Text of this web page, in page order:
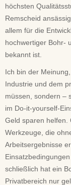
höchsten
Remscheid
allem für die
hochwertiger Bohr-
bekannt ist.
Ich bin der
Industrie und dem
müssen, sondern –
im Do-it-yourself-
Geld sparen helfen.
Werkzeuge, die
Arbeitsergebnisse
schließlich hat ein
Privatbereich nur